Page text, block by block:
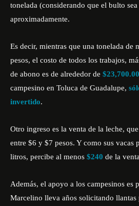
tonelada (considerando que el bulto
aproximadamente.
Es decir, mientras que una tonelada de
pesos, el costo de todos los trabajos,
de abono es de alrededor de
campesino en Toluca de Guadalupe,
invertido.
Otro ingreso es la venta de la leche,
entre $6 y $7 pesos. Y como sus vacas
litros, percibe al menos $240 de la
Además, el apoyo a los campesinos es
Marcelino lleva años solicitando llantas